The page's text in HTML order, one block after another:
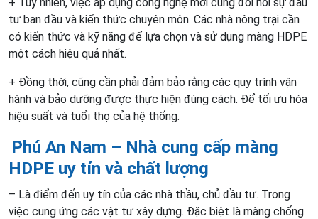
tư ban đầu và kiến thức chuyên môn. Các nhà nông trại cần
có kiến thức và kỹ năng để lựa chọn và sử dụng màng HDPE
một cách hiệu quả nhất.
+ Đồng thời, cũng cần phải đảm bảo rằng các quy trình vận
hành và bảo dưỡng được thực hiện đúng cách. Để tối ưu hóa
hiệu suất và tuổi thọ của hệ thống.
Phú An Nam – Nhà cung cấp màng
HDPE uy tín và chất lượng
– Là điểm đến uy tín của các nhà thầu, chủ đầu tư. Trong
việc cung ứng các vật tư xây dựng. Đặc biệt là màng chống